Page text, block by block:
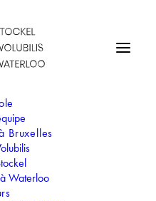
Bruxelles
Waterloo
INES &